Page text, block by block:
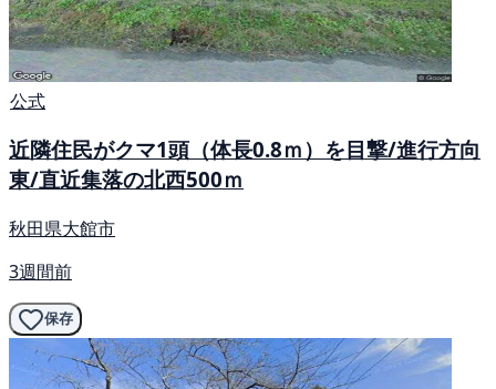
公式
近隣住民がクマ1頭（体長0.8ｍ）を目撃/進行方向
東/直近集落の北西500ｍ
秋田県大館市
3週間前
保存